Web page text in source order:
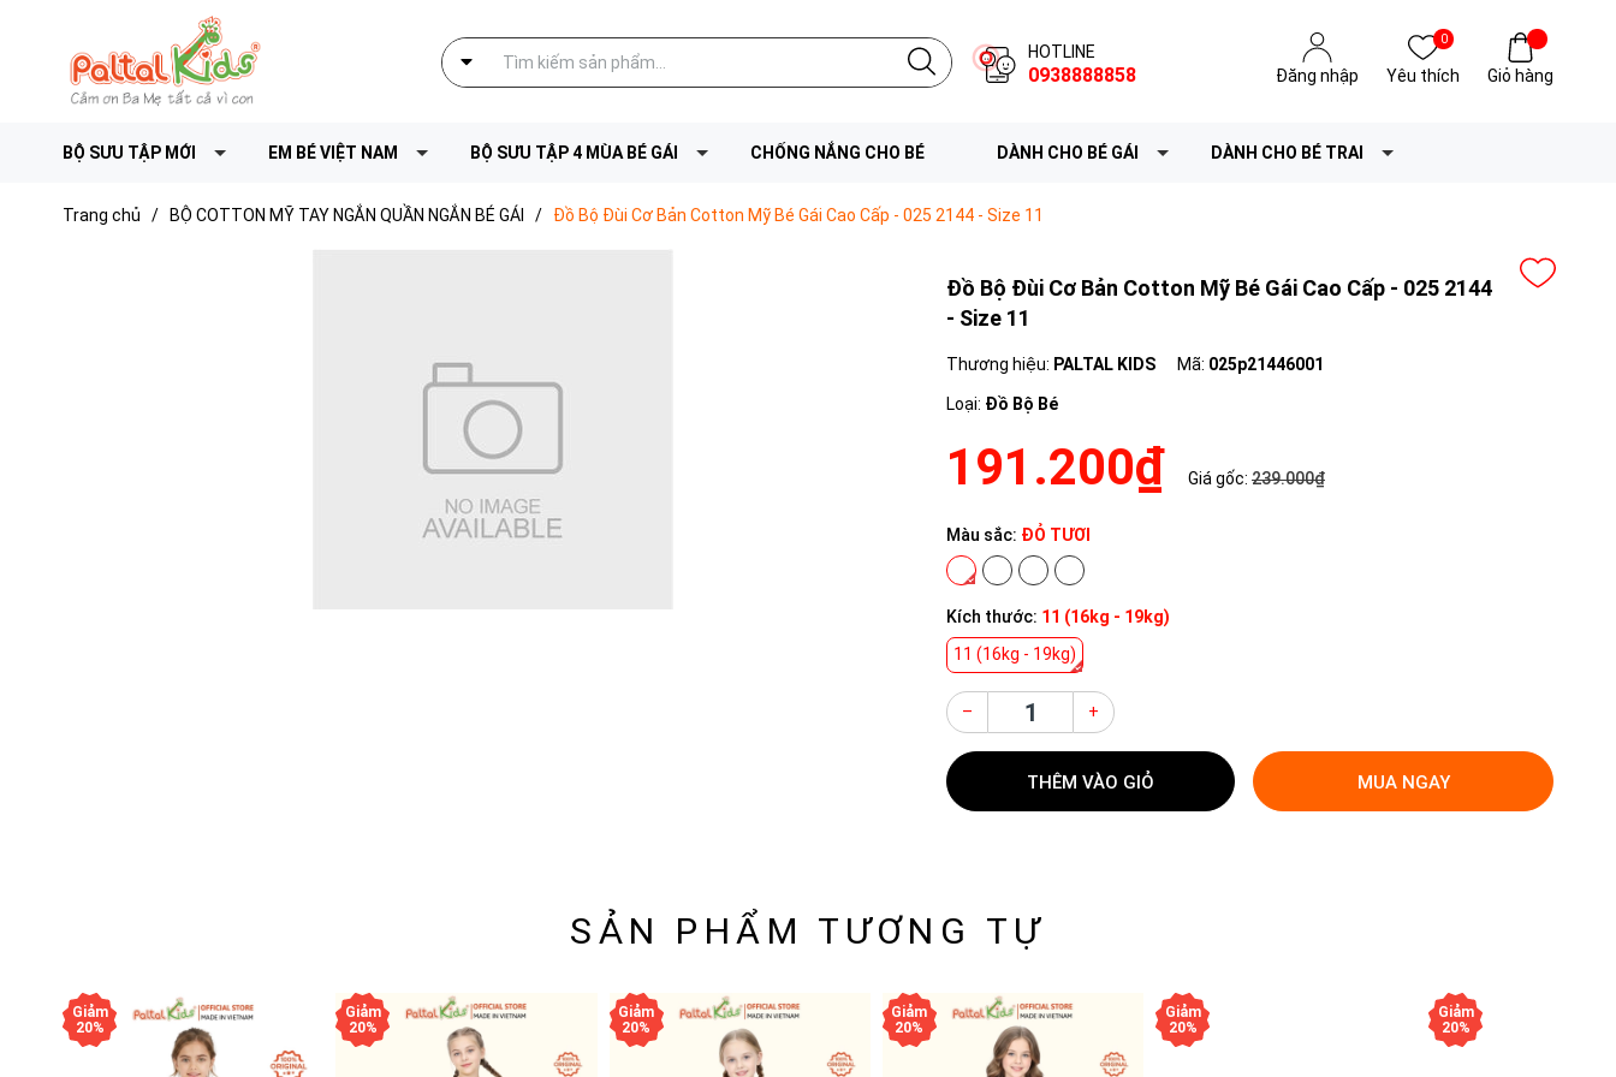
HOTLINE
0938888858 Đăng nhập
0
Yêu thích Giỏ hàng
BỘ SƯU TẬP MỚI EM BÉ VIỆT NAM BỘ SƯU TẬP 4 MÙA BÉ GÁI CHỐNG NẮNG CHO BÉ DÀNH CHO BÉ GÁI DÀNH CHO BÉ TRAI
Trang chủ / BỘ COTTON MỸ TAY NGẮN QUẦN NGẮN BÉ GÁI / Đồ Bộ Đùi Cơ Bản Cotton Mỹ Bé Gái Cao Cấp - 025 2144 - Size 11
Đồ Bộ Đùi Cơ Bản Cotton Mỹ Bé Gái Cao Cấp - 025 2144
- Size 11
Thương hiệu: PALTAL KIDS Mã: 025p21446001
Loại: Đồ Bộ Bé
191.200₫ Giá gốc: 239.000₫
Màu sắc: ĐỎ TƯƠI
Kích thước: 11 (16kg - 19kg)
11 (16kg - 19kg)
– +
THÊM VÀO GIỎ MUA NGAY
SẢN PHẨM TƯƠNG TỰ